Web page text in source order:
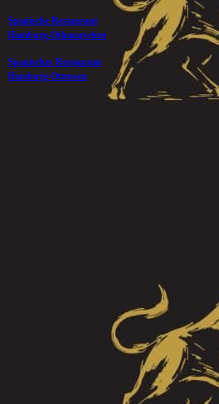
Spanische Restaurant
Hamburg-Othmarschen
Spanisches Restaurant
Hamburg-Ottensen